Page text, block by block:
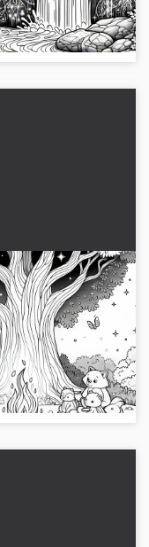
gratuita y
encantado de
reúnen animales
una fogata
- plantilla para
con animales
Descarga esta
de forma
a tu gusto....